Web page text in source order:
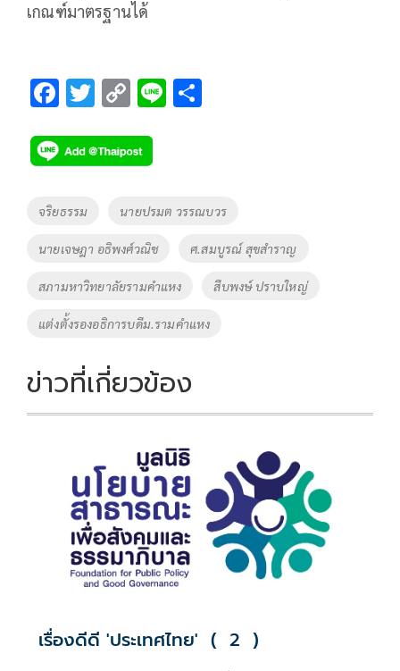
เกณฑ์มาตรฐานได้
F
e
b
o
k
T
tt
er
C
p
y
Li
n
k
Li
Tags
จริยธรรม นายปรมต วรรณบวร
นายเจษฎา อธิพงศ์วณิช ศ.สมบูรณ์ สุขสำราญ
สภามหาวิทยาลัยรามคำแหง สืบพงษ์ ปราบใหญ่
แต่งตั้งรองอธิการบดีม.รามคำแหง
ข่าวที่เกี่ยวข้อง
เรื่องดีดี 'ประเทศไทย' ( 2 )